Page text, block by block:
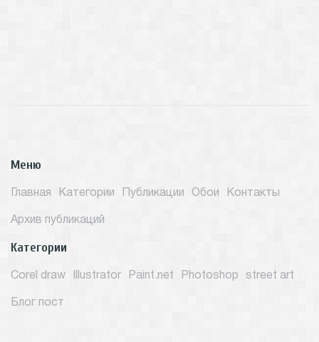
Меню
Главная Категории Публикации Обои Контакты
Архив публикаций
Категории
Corel draw Illustrator Paint.net Photoshop street art
Блог пост